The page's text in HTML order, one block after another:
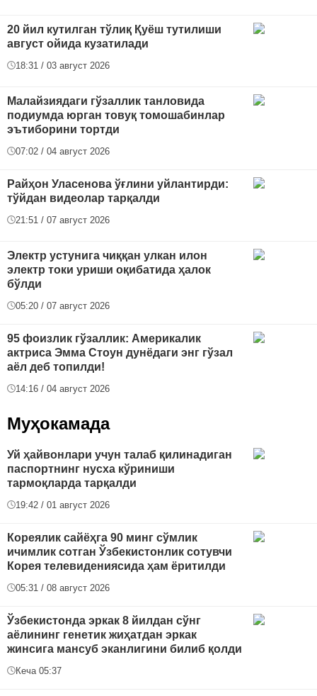
20 йил кутилган тўлиқ Қуёш тутилиши
август ойида кузатилади
18:31 / 03 август 2026
Малайзиядаги гўзаллик танловида
подиумда юрган товуқ томошабинлар
эътиборини тортди
07:02 / 04 август 2026
Райҳон Уласенова ўғлини уйлантирди:
тўйдан видеолар тарқалди
21:51 / 07 август 2026
Электр устунига чиққан улкан илон
электр токи уриши оқибатида ҳалок
бўлди
05:20 / 07 август 2026
95 фоизлик гўзаллик: Америкалик
актриса Эмма Стоун дунёдаги энг гўзал
аёл деб топилди!
14:16 / 04 август 2026
Муҳокамада
Уй ҳайвонлари учун талаб қилинадиган
паспортнинг нусха кўриниши
тармоқларда тарқалди
19:42 / 01 август 2026
Кореялик сайёҳга 90 минг сўмлик
ичимлик сотган Ўзбекистонлик сотувчи
Корея телевидениясида ҳам ёритилди
05:31 / 08 август 2026
Ўзбекистонда эркак 8 йилдан сўнг
аёлининг генетик жиҳатдан эркак
жинсига мансуб эканлигини билиб қолди
Кеча 05:37